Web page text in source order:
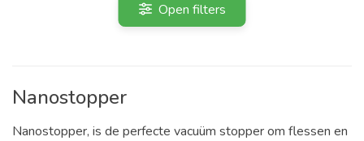
Open filters
Nanostopper
Nanostopper, is de perfecte vacuüm stopper om flessen en